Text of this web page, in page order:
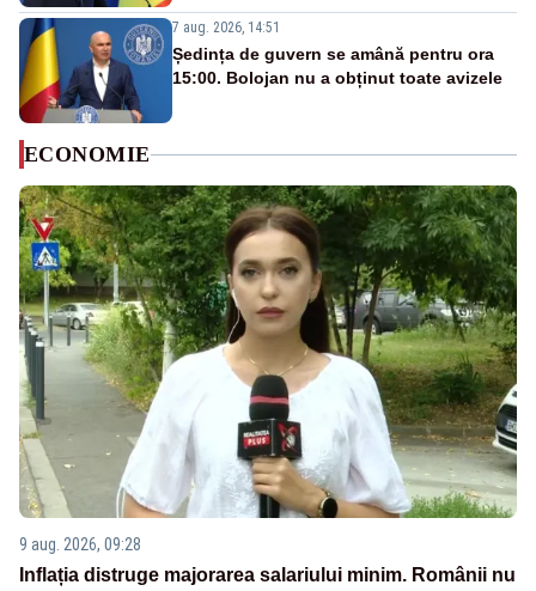
7 aug. 2026, 14:51
Ședința de guvern se amână pentru ora
15:00. Bolojan nu a obținut toate avizele
ECONOMIE
9 aug. 2026, 09:28
Inflația distruge majorarea salariului minim. Românii nu